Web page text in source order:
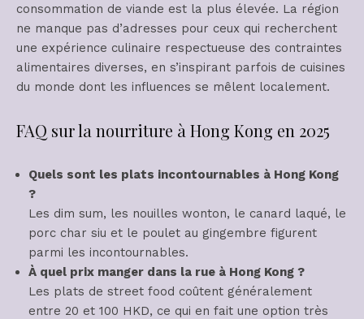
consommation de viande est la plus élevée. La région
ne manque pas d’adresses pour ceux qui recherchent
une expérience culinaire respectueuse des contraintes
alimentaires diverses, en s’inspirant parfois de cuisines
du monde dont les influences se mêlent localement.
FAQ sur la nourriture à Hong Kong en 2025
Quels sont les plats incontournables à Hong Kong
?
Les dim sum, les nouilles wonton, le canard laqué, le
porc char siu et le poulet au gingembre figurent
parmi les incontournables.
À quel prix manger dans la rue à Hong Kong ?
Les plats de street food coûtent généralement
entre 20 et 100 HKD, ce qui en fait une option très